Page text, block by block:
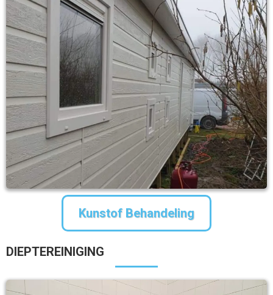
Kunstof Behandeling
DIEPTEREINIGING